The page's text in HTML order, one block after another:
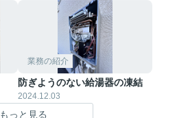
業務の紹介
防ぎようのない給湯器の凍結
2024.12.03
もっと見る